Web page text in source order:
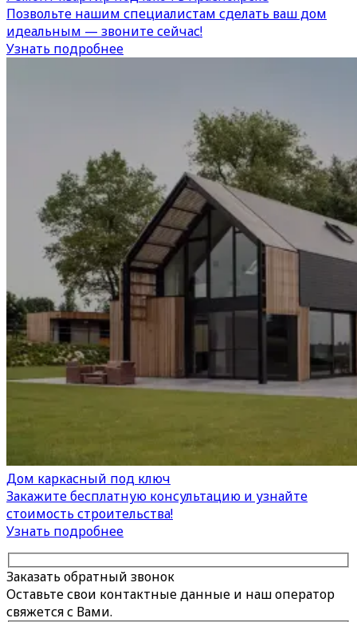
Позвольте нашим специалистам сделать ваш дом
идеальным — звоните сейчас!
Узнать подробнее
Дом каркасный под ключ
Закажите бесплатную консультацию и узнайте
стоимость строительства!
Узнать подробнее
Заказать обратный звонок
Оставьте свои контактные данные и наш оператор
свяжется с Вами.